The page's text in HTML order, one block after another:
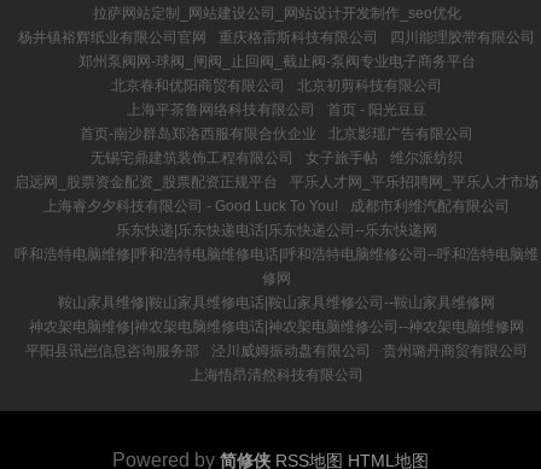
拉萨网站定制_网站建设公司_网站设计开发制作_seo优化
杨井镇裕辉纸业有限公司官网
重庆格雷斯科技有限公司
四川能理胶带有限公司
郑州泵阀网-球阀_闸阀_止回阀_截止阀-泵阀专业电子商务平台
北京春和优阳商贸有限公司
北京初剪科技有限公司
上海平茶鲁网络科技有限公司
首页 - 阳光豆豆
首页-南沙群岛郑洛西服有限合伙企业
北京影瑶广告有限公司
无锡宅鼎建筑装饰工程有限公司
女子旅手帖
维尔派纺织
启远网_股票资金配资_股票配资正规平台
平乐人才网_平乐招聘网_平乐人才市场
上海睿夕夕科技有限公司 - Good Luck To You!
成都市利维汽配有限公司
乐东快递|乐东快递电话|乐东快递公司--乐东快递网
呼和浩特电脑维修|呼和浩特电脑维修电话|呼和浩特电脑维修公司--呼和浩特电脑维
修网
鞍山家具维修|鞍山家具维修电话|鞍山家具维修公司--鞍山家具维修网
神农架电脑维修|神农架电脑维修电话|神农架电脑维修公司--神农架电脑维修网
平阳县讯岜信息咨询服务部
泾川威姆振动盘有限公司
贵州璐丹商贸有限公司
上海悟昂清然科技有限公司
Powered by 简修侠 RSS地图 HTML地图